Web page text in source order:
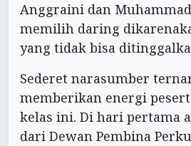
Anggraini dan
memilih daring
yang tidak bisa
Sederet narasumber
memberikan energi
kelas ini. Di hari pertama
dari Dewan Pembina